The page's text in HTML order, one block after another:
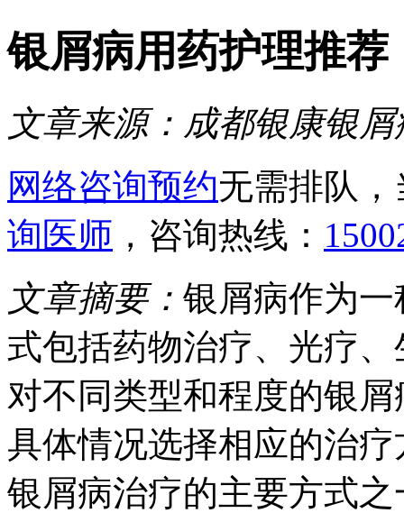
银屑病用药护理推荐
文章来源： 成都银康银
网络咨询预约无需排队
询医师 ，咨询热线：
文章摘要： 银屑病作为
式包括药物治疗、光疗
对不同类型和程度的银
具体情况选择相应的治
银屑病治疗的主要方式